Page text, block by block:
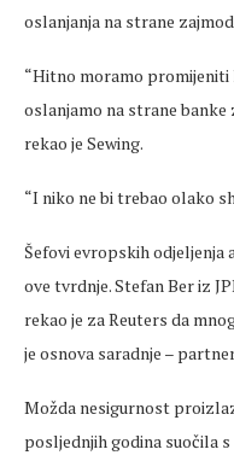
oslanjanja na strane
“Hitno moramo promijeniti
oslanjamo na strane banke
rekao je Sewing.
“I niko ne bi trebao olako
Šefovi evropskih odjeljenja
ove tvrdnje. Stefan Ber iz
rekao je za Reuters da
je osnova saradnje –
Možda nesigurnost
posljednjih godina suočila